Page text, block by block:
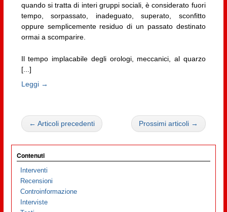
quando si tratta di interi gruppi sociali, è considerato fuori
tempo, sorpassato, inadeguato, superato, sconfitto
oppure semplicemente residuo di un passato destinato
ormai a scomparire.
Il tempo implacabile degli orologi, meccanici, al quarzo
[...]
Leggi →
← Articoli precedenti Prossimi articoli →
Contenuti
Interventi
Recensioni
Controinformazione
Interviste